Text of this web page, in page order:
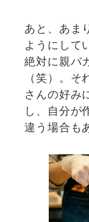
あと、あま
ようにして
絶対に親バ
（笑）。
さんの好み
し、自分が
違う場合も